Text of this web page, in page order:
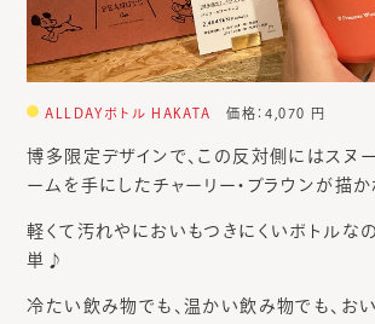
ALLDAYボトル HAKATA 価格：4,070 円
博多限定デザインで、この反対側にはスヌ
ームを手にしたチャーリー・ブラウンが描か
軽くて汚れやにおいもつきにくいボトルな
単♪
冷たい飲み物でも、温かい飲み物でも、お